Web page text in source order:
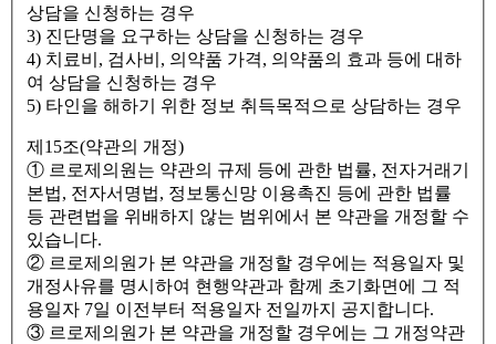
상담을 신청하는 경우
3) 진단명을 요구하는 상담을 신청하는 경우
4) 치료비, 검사비, 의약품 가격, 의약품의 효과 등에 대하
여 상담을 신청하는 경우
5) 타인을 해하기 위한 정보 취득목적으로 상담하는 경우
제15조(약관의 개정)
① 르로제의원는 약관의 규제 등에 관한 법률, 전자거래기
본법, 전자서명법, 정보통신망 이용촉진 등에 관한 법률
등 관련법을 위배하지 않는 범위에서 본 약관을 개정할 수
있습니다.
② 르로제의원가 본 약관을 개정할 경우에는 적용일자 및
개정사유를 명시하여 현행약관과 함께 초기화면에 그 적
용일자 7일 이전부터 적용일자 전일까지 공지합니다.
③ 르로제의원가 본 약관을 개정할 경우에는 그 개정약관